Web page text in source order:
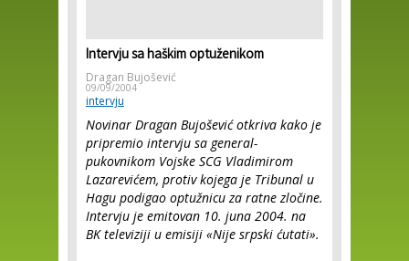
Intervju sa haškim optuženikom
Dragan Bujošević
09/09/2004
intervju
Novinar Dragan Bujošević otkriva kako je
pripremio intervju sa general-
pukovnikom Vojske SCG Vladimirom
Lazarevićem, protiv kojega je Tribunal u
Hagu podigao optužnicu za ratne zločine.
Intervju je emitovan 10. juna 2004. na
BK televiziji u emisiji «Nije srpski ćutati».